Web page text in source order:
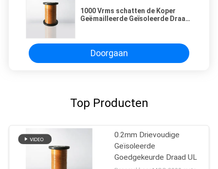
1000 Vrms schatten de Koper
Geëmailleerde Geïsoleerde Draad
Frequentietransformator
Doorgaan
Top Producten
0.2mm Drievoudige
Geïsoleerde
Goedgekeurde Draad UL